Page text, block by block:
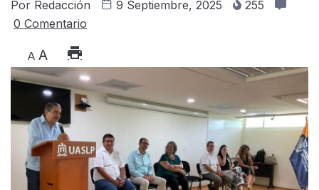
Por Redacción 9 Septiembre, 2025
255
0 Comentario
A A